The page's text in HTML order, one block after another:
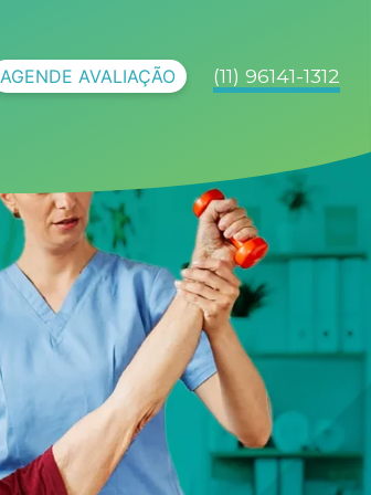
AGENDE AVALIAÇÃO (11) 96141-1312